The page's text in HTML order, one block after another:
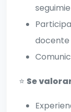
docente
⭐ Se